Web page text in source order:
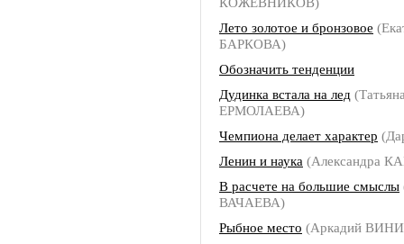
Лето золотое и бронзовое
БАРКОВА)
Обозначить тенденции
Дудинка встала на лед
ЕРМОЛАЕВА)
Чемпиона делает характер
Ленин и наука (Александра
В расчете на большие смыслы
ВАЧАЕВА)
Рыбное место (Аркадий